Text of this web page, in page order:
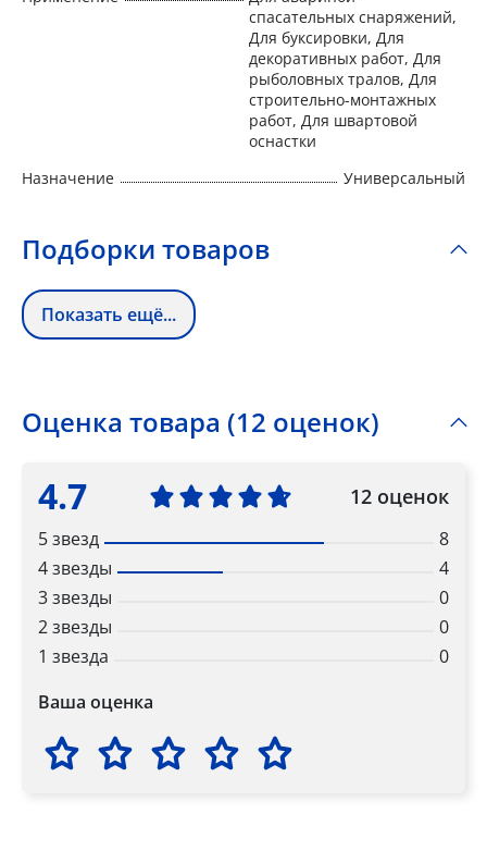
спасательных снаряжений,
Для буксировки, Для
декоративных работ, Для
рыболовных тралов, Для
строительно-монтажных
работ, Для швартовой
оснастки
Назначение
Универсальный
Подборки товаров
Показать ещё...
Оценка товара (12 оценок)
4.7 12 оценок
5 звезд
8
4 звезды
4
3 звезды
0
2 звезды
0
1 звезда
0
Ваша оценка